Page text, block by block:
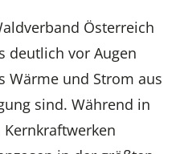
Österreich
deutlich vor Augen
Wärme und Strom aus
sind. Während in
Kernkraftwerken